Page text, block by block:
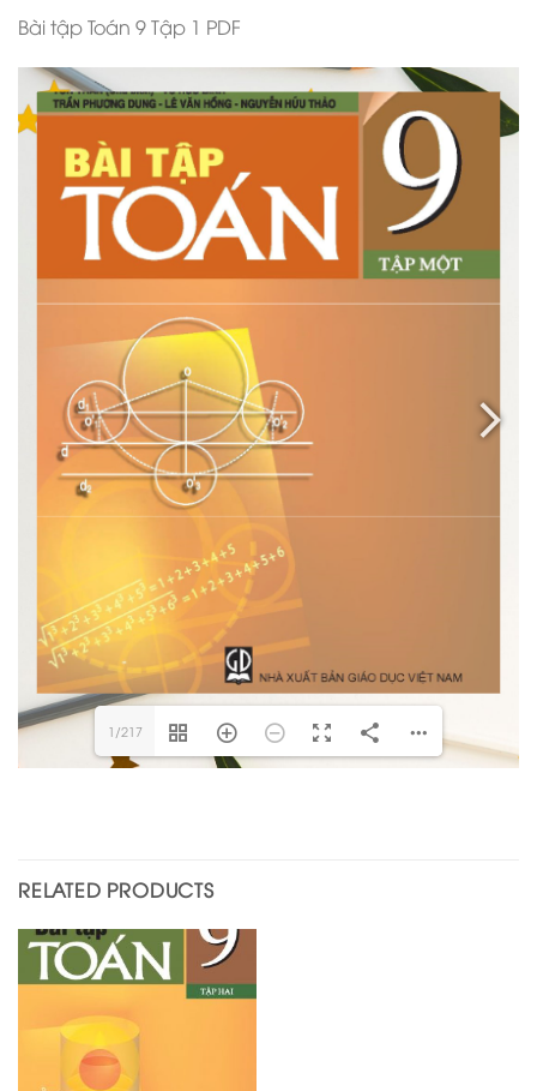
Bài tập Toán 9 Tập 1 PDF
1/217
RELATED PRODUCTS